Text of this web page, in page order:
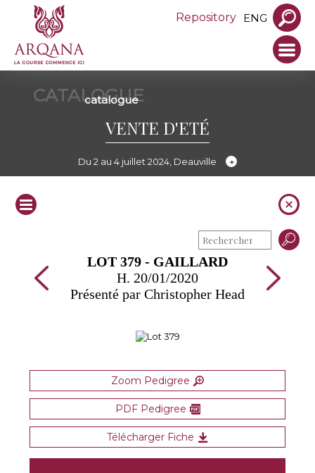
Repository ENG
CATALOGUE
catalogue
VENTE D'ETÉ
Du 2 au 4 juillet 2024, Deauville
LOT 379 - GAILLARD
H. 20/01/2020
Présenté par Christopher Head
Zoom Pedigree
PDF Pedigree
Télécharger Fiche